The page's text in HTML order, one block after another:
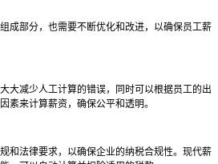
成部分，也需要不断优化和改进，以确保员工薪
大减少人工计算的错误，同时可以根据员工的出
素来计算薪资，确保公平和透明。
和法律要求，以确保企业的纳税合规性。现代薪